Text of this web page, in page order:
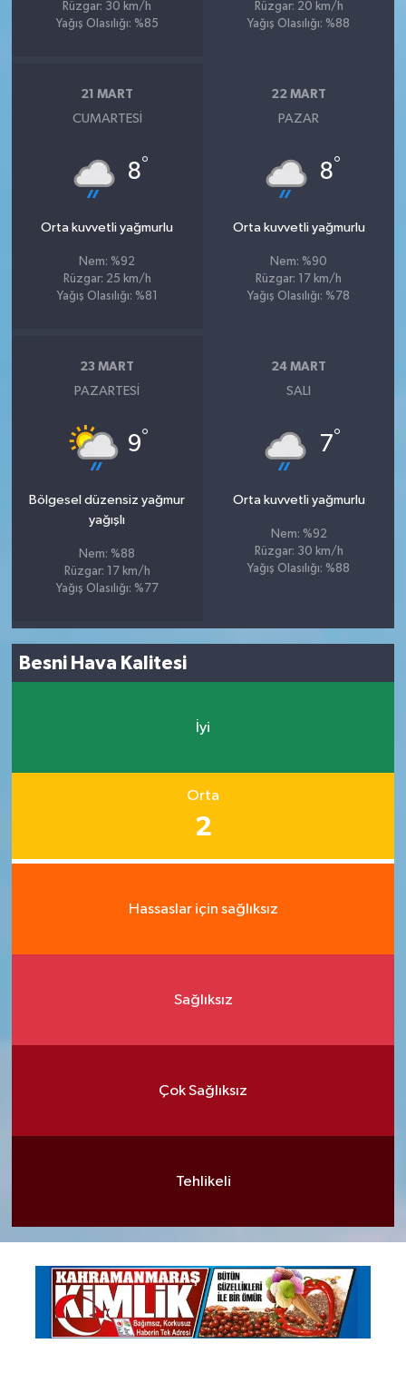
Rüzgar: 30 km/h
Yağış Olasılığı: %85
Rüzgar: 20 km/h
Yağış Olasılığı: %88
21 MART
CUMARTESI
8°
Orta kuvvetli yağmurlu
Nem: %92
Rüzgar: 25 km/h
Yağış Olasılığı: %81
22 MART
PAZAR
8°
Orta kuvvetli yağmurlu
Nem: %90
Rüzgar: 17 km/h
Yağış Olasılığı: %78
23 MART
PAZARTESI
9°
Bölgesel düzensiz yağmur
yağışlı
Nem: %88
Rüzgar: 17 km/h
Yağış Olasılığı: %77
24 MART
SALI
7°
Orta kuvvetli yağmurlu
Nem: %92
Rüzgar: 30 km/h
Yağış Olasılığı: %88
Besni Hava Kalitesi
İyi
Orta
2
Hassaslar için sağlıksız
Sağlıksız
Çok Sağlıksız
Tehlikeli